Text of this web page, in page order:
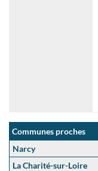
Communes proches
Narcy
La Charité-sur-Loire